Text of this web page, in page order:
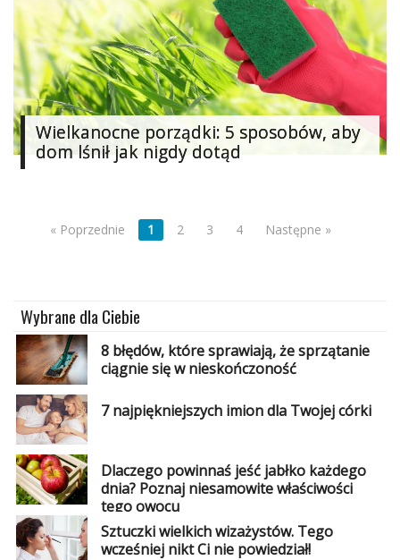
Wielkanocne porządki: 5 sposobów, aby
dom lśnił jak nigdy dotąd
« Poprzednie 1 2 3 4 Następne »
Wybrane dla Ciebie
8 błędów, które sprawiają, że sprzątanie
ciągnie się w nieskończoność
7 najpiękniejszych imion dla Twojej córki
Dlaczego powinnaś jeść jabłko każdego
dnia? Poznaj niesamowite właściwości
tego owocu
Sztuczki wielkich wizażystów. Tego
wcześniej nikt Ci nie powiedział!